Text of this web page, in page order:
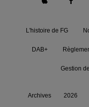
L'histoire de FG
DAB+
Gestion
Archives 2026